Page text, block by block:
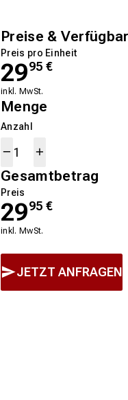
Preise &
Preis pro Einheit
2995 €
inkl. MwSt.
Menge
Anzahl
Gesamtbetrag
Preis
2995 €
inkl. MwSt.
JETZT ANFRAGEN